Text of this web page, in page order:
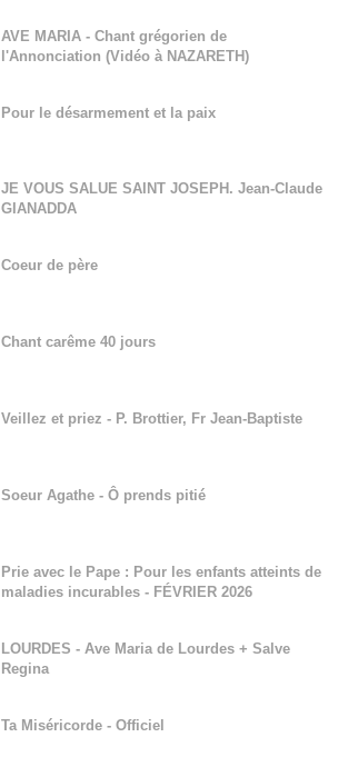
AVE MARIA - Chant grégorien de
l'Annonciation (Vidéo à NAZARETH)
Pour le désarmement et la paix
JE VOUS SALUE SAINT JOSEPH. Jean-Claude
GIANADDA
Coeur de père
Chant carême 40 jours
Veillez et priez - P. Brottier, Fr Jean-Baptiste
Soeur Agathe - Ô prends pitié
Prie avec le Pape : Pour les enfants atteints de
maladies incurables - FÉVRIER 2026
LOURDES - Ave Maria de Lourdes + Salve
Regina
Ta Miséricorde - Officiel